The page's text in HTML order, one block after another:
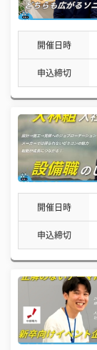
開催日時
申込締切
開催日時
申込締切